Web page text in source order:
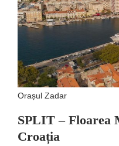
Orașul Zadar
SPLIT – Floarea
Croația